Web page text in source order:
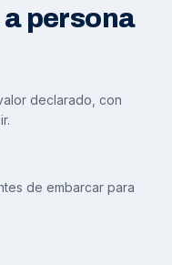
persona
declarado, con
de embarcar para